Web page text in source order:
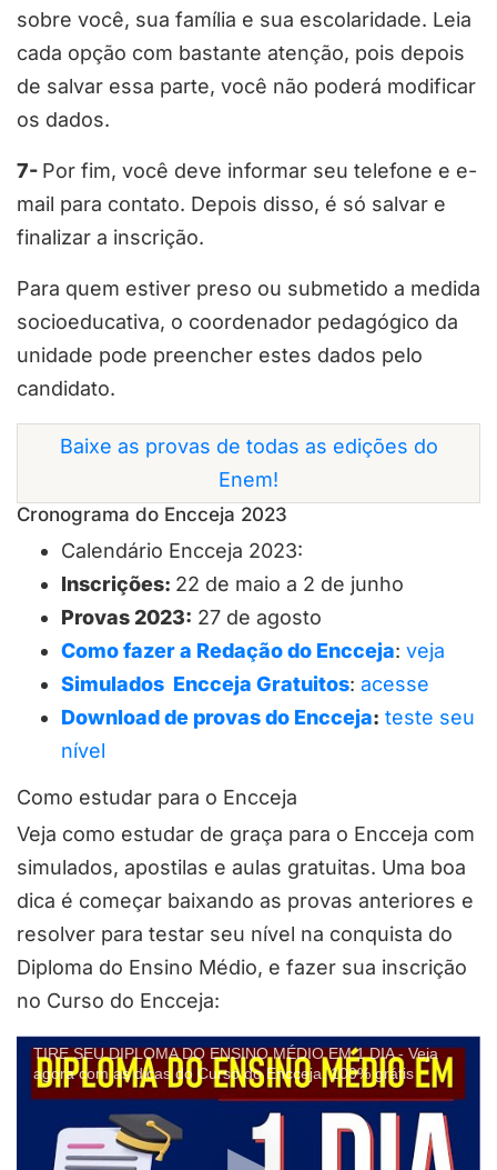
sobre você, sua família e sua escolaridade. Leia
cada opção com bastante atenção, pois depois
de salvar essa parte, você não poderá modificar
os dados.
7- Por fim, você deve informar seu telefone e e-
mail para contato. Depois disso, é só salvar e
finalizar a inscrição.
Para quem estiver preso ou submetido a medida
socioeducativa, o coordenador pedagógico da
unidade pode preencher estes dados pelo
candidato.
Baixe as provas de todas as edições do
Enem!
Cronograma do Encceja 2023
Calendário Encceja 2023:
Inscrições: 22 de maio a 2 de junho
Provas 2023: 27 de agosto
Como fazer a Redação do Encceja: veja
Simulados Encceja Gratuitos: acesse
Download de provas do Encceja: teste seu
nível
Como estudar para o Encceja
Veja como estudar de graça para o Encceja com
simulados, apostilas e aulas gratuitas. Uma boa
dica é começar baixando as provas anteriores e
resolver para testar seu nível na conquista do
Diploma do Ensino Médio, e fazer sua inscrição
no Curso do Encceja:
TIRE SEU DIPLOMA DO ENSINO MÉDIO EM 1 DIA - Veja
agora com as dicas do Curso do Encceja. 100% grátis